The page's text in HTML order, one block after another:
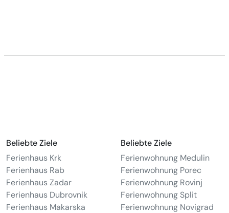
Beliebte Ziele
Ferienhaus Krk
Ferienhaus Rab
Ferienhaus Zadar
Ferienhaus Dubrovnik
Ferienhaus Makarska
Beliebte Ziele
Ferienwohnung Medulin
Ferienwohnung Porec
Ferienwohnung Rovinj
Ferienwohnung Split
Ferienwohnung Novigrad